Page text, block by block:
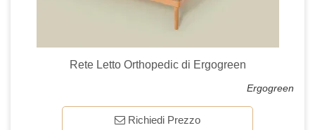
Rete Letto Orthopedic di Ergogreen
Ergogreen
Richiedi Prezzo